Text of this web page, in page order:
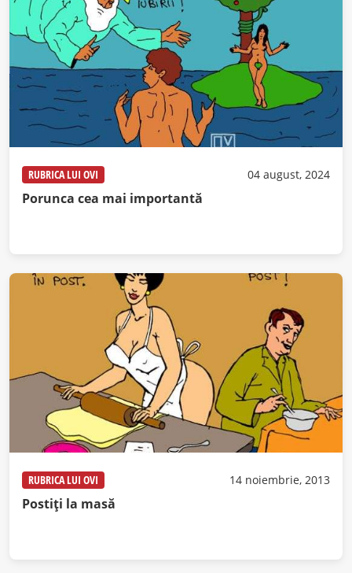
RUBRICA LUI OVI 04 august, 2024
Porunca cea mai importantă
RUBRICA LUI OVI 14 noiembrie, 2013
Postiţi la masă